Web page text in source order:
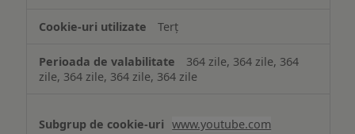
Terț
364 zile, 364 zile, 364
zile, 364 zile, 364 zile, 364 zile
www.youtube.com